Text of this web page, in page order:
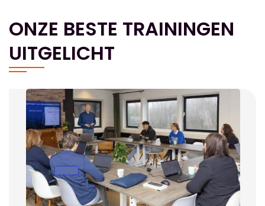
ONZE BESTE TRAININGEN
UITGELICHT